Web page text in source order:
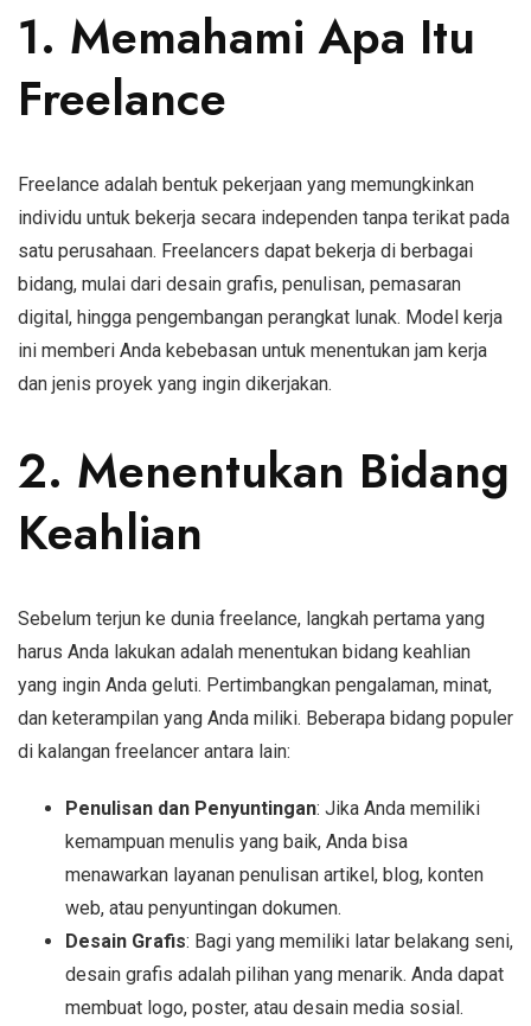
1. Memahami Apa Itu
Freelance
Freelance adalah bentuk pekerjaan yang memungkinkan
individu untuk bekerja secara independen tanpa terikat pada
satu perusahaan. Freelancers dapat bekerja di berbagai
bidang, mulai dari desain grafis, penulisan, pemasaran
digital, hingga pengembangan perangkat lunak. Model kerja
ini memberi Anda kebebasan untuk menentukan jam kerja
dan jenis proyek yang ingin dikerjakan.
2. Menentukan Bidang
Keahlian
Sebelum terjun ke dunia freelance, langkah pertama yang
harus Anda lakukan adalah menentukan bidang keahlian
yang ingin Anda geluti. Pertimbangkan pengalaman, minat,
dan keterampilan yang Anda miliki. Beberapa bidang populer
di kalangan freelancer antara lain:
Penulisan dan Penyuntingan: Jika Anda memiliki
kemampuan menulis yang baik, Anda bisa
menawarkan layanan penulisan artikel, blog, konten
web, atau penyuntingan dokumen.
Desain Grafis: Bagi yang memiliki latar belakang seni,
desain grafis adalah pilihan yang menarik. Anda dapat
membuat logo, poster, atau desain media sosial.